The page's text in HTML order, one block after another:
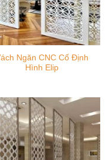
Ngăn CNC Cố Định
Hình Elip